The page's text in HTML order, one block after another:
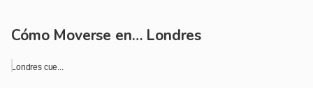
Cómo Moverse en… Londres
Londres cue...